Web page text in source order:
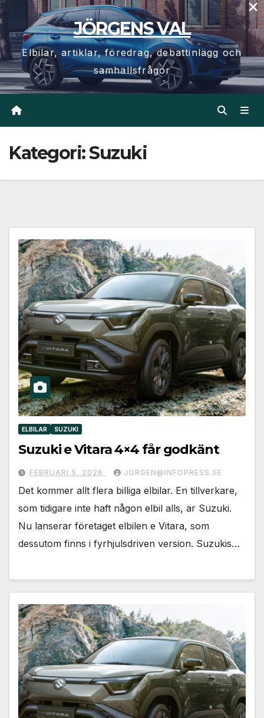
Hoppa
till
innehåll
JÖRGENS VAL
Elbilar, artiklar, föredrag, debattinlägg och
samhällsfrågor
Kategori:Suzuki
ELBILAR SUZUKI
Suzuki e Vitara 4×4 får godkänt
FEBRUARI 5, 2026 JORGEN@INFOPRESS.SE
Det kommer allt flera billiga elbilar. En tillverkare,
som tidigare inte haft någon elbil alls, är Suzuki.
Nu lanserar företaget elbilen e Vitara, som
dessutom finns i fyrhjulsdriven version. Suzukis…
×